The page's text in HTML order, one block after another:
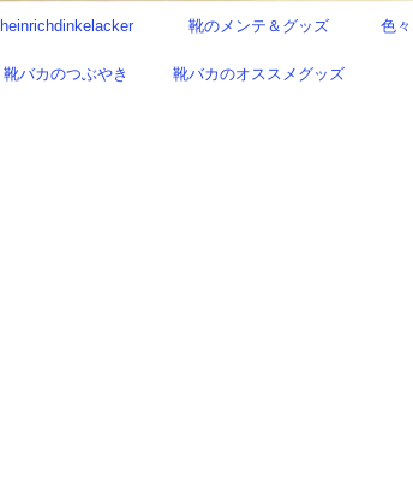
heinrichdinkelacker 靴のメンテ＆グッズ 色
靴バカのつぶやき 靴バカのオススメグッズ